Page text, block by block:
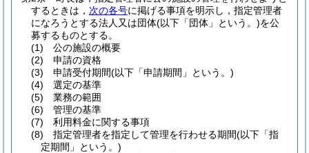
するときは， 次の各号に掲げる事項を明示し，指定管理者
になろうとする法人又は団体(以下「団体」という。)を公
募するものとする。
(1)
公の施設の概要
(2)
申請の資格
(3)
申請受付期間(以下「申請期間」という。)
(4)
選定の基準
(5)
業務の範囲
(6)
管理の基準
(7)
利用料金に関する事項
(8)
指定管理者を指定して管理を行わせる期間(以下「指
定期間」という。)